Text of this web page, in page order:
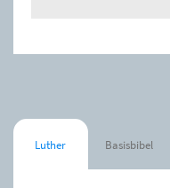
Luther Basisbibel